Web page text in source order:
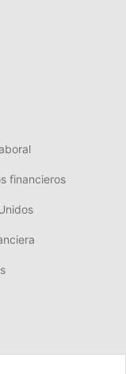
financieros